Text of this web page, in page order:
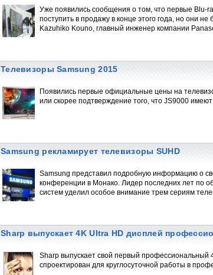
Уже появились сообщения о том, что первые Blu-
поступить в продажу в конце этого года, но они
Kazuhiko Kouno, главный инженер компании
Телевизоры Samsung 2015
Появились первые официальные цены на
или скорее подтверждение того, что JS9000
Samsung рекламирует телевизоры SUHD
Samsung представил подробную информацию о
конференции в Монако. Лидер последних лет по
систем уделил особое внимание трем сериям
Sharp выпускает 4K Ultra HD дисплей
Sharp выпускает свой первый
спроектирован для круглосуточной работы в